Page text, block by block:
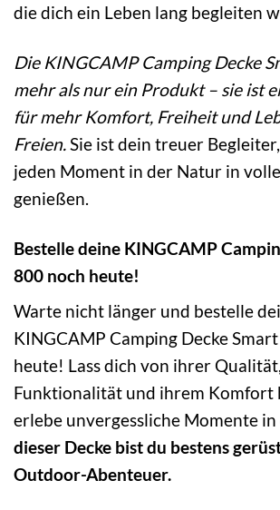
die dich ein Leben lang begleiten
Die KINGCAMP Camping Decke
mehr als nur ein Produkt – sie ist
für mehr Komfort, Freiheit und
Freien.Sie ist dein treuer
jeden Moment in der Natur in
genießen.
Bestelle deine KINGCAMP
800 noch heute!
Warte nicht länger und bestelle
KINGCAMP Camping Decke
heute! Lass dich von ihrer
Funktionalität und ihrem Komfort
erlebe unvergessliche Momente
dieser Decke bist du bestens
Outdoor-Abenteuer.